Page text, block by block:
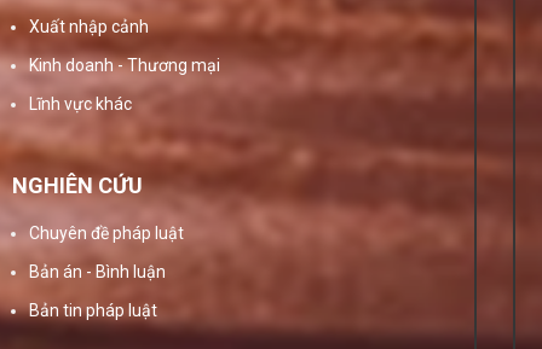
Xuất nhập cảnh
Kinh doanh - Thương mại
Lĩnh vực khác
NGHIÊN CỨU
Chuyên đề pháp luật
Bản án - Bình luận
Bản tin pháp luật